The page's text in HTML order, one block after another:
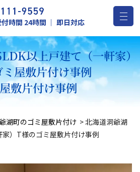
時間 24時間 ｜ 即日対応
以上戸建て（一軒家）
屋敷片付け事例
敷片付け事例
湖町のゴミ屋敷片付け >北海道洞爺湖
）T様のゴミ屋敷片付け事例